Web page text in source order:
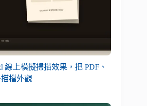
線上模擬掃描效果，把 PDF、
檔外觀